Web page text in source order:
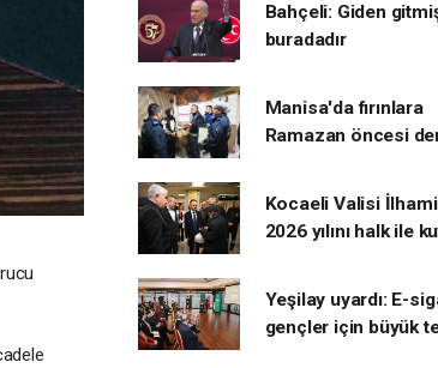
Bahçeli: Giden
buradadır
Manisa'da fırınlara
Ramazan öncesi
Kocaeli Valisi
2026 yılını halk ile
Yeşilay uyardı: E-
gençler için büyük